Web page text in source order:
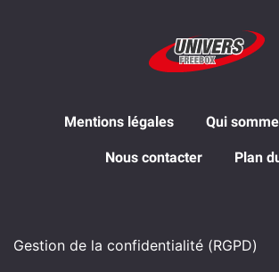
Mentions légales Qui
Nous contacter Plan
Gestion de la confidentialité (RGPD)